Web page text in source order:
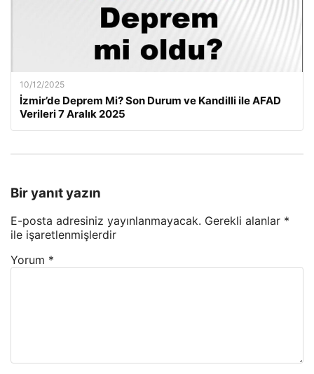
10/12/2025
İzmir’de Deprem Mi? Son Durum ve Kandilli ile AFAD
Verileri 7 Aralık 2025
Bir yanıt yazın
E-posta adresiniz yayınlanmayacak. Gerekli alanlar *
ile işaretlenmişlerdir
Yorum *